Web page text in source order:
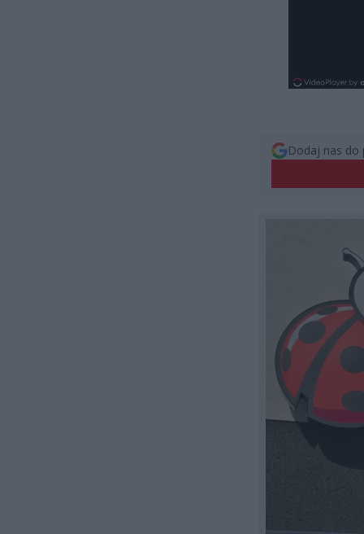
Dodaj nas do